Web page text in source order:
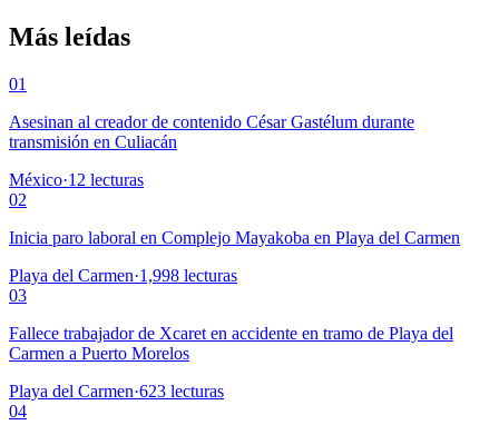
Más leídas
01
Asesinan al creador de contenido César Gastélum durante
transmisión en Culiacán
México·12 lecturas
02
Inicia paro laboral en Complejo Mayakoba en Playa del Carmen
Playa del Carmen·1,998 lecturas
03
Fallece trabajador de Xcaret en accidente en tramo de Playa del
Carmen a Puerto Morelos
Playa del Carmen·623 lecturas
04